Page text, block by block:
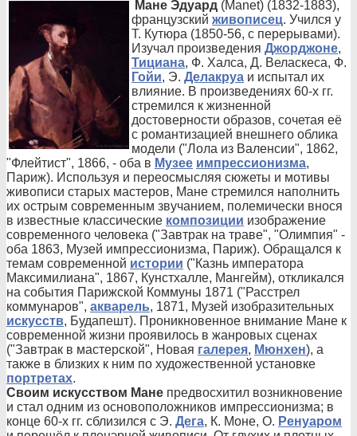
Мане Эдуард (Manet) (1832-1883),
французский живописец. Учился у
Т. Кутюра (1850-56, с перерывами).
Изучал произведения Джорджоне,
Тициана, Ф. Халса, Д. Веласкеса, Ф.
Гойи, Э. Делакруа и испытал их
влияние. В произведениях 60-х гг.
стремился к жизненной
достоверности образов, сочетая её
с романтизацией внешнего облика
модели ("Лола из Валенсии", 1862,
"Флейтист", 1866, - оба в Музее импрессионизма,
Париж). Используя и переосмысляя сюжеты и мотивы
живописи старых мастеров, Мане стремился наполнить
их острым современным звучанием, полемически внося
в известные классические композиции изображение
современного человека ("Завтрак на траве", "Олимпия" -
оба 1863, Музей импрессионизма, Париж). Обращался к
темам современной истории ("Казнь императора
Максимилиана", 1867, Кунстхалле, Мангейм), откликался
на события Парижской Коммуны 1871 ("Расстрел
коммунаров", акварель, 1871, Музей изобразительных
искусств, Будапешт). Проникновенное внимание Мане к
современной жизни проявилось в жанровых сценах
("Завтрак в мастерской", Новая галерея, Мюнхен), а
также в близких к ним по художественной установке
портретах.
Своим искусством Мане предвосхитил возникновение
и стал одним из основоположников импрессионизма; в
конце 60-х гг. сблизился с Э. Дега, К. Моне, О. Ренуаром